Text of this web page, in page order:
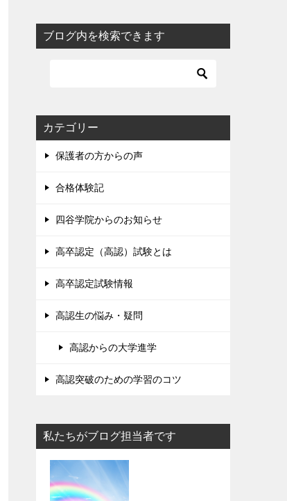
ブログ内を検索できます
カテゴリー
保護者の方からの声
合格体験記
四谷学院からのお知らせ
高卒認定（高認）試験とは
高卒認定試験情報
高認生の悩み・疑問
高認からの大学進学
高認突破のための学習のコツ
私たちがブログ担当者です